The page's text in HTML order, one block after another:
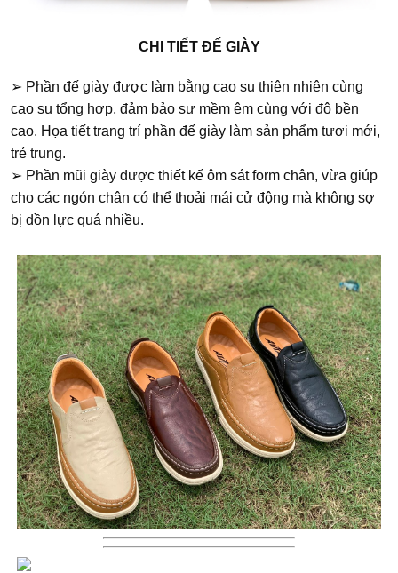
CHI TIẾT ĐẾ GIÀY
➢ Phần đế giày được làm bằng cao su thiên nhiên cùng
cao su tổng hợp, đảm bảo sự mềm êm cùng với độ bền
cao. Họa tiết trang trí phần đế giày làm sản phẩm tươi mới,
trẻ trung.
➢ Phần mũi giày được thiết kế ôm sát form chân, vừa giúp
cho các ngón chân có thể thoải mái cử động mà không sợ
bị dồn lực quá nhiều.